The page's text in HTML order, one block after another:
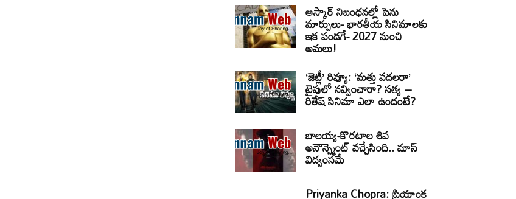
ఆస్కార్ నిబంధనల్లో పెను
మార్పులు- భారతీయ సినిమాలకు
ఇక పండగే- 2027 నుంచి
అమలు!
‘జెట్లీ’ రివ్యూ: ‘మత్తు వదలరా’
టైపులో నవ్వించారా? సత్య –
రితేష్ సినిమా ఎలా ఉందంటే?
బాలయ్య-కొరటాల శివ
అనౌన్స్మెంట్ వచ్చేసింది.. మాస్
విద్వంసమే
Priyanka Chopra: ప్రియాంక